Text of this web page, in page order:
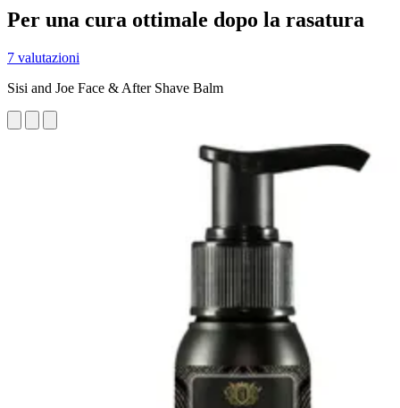
Per una cura ottimale dopo la rasatura
7 valutazioni
Sisi and Joe Face & After Shave Balm